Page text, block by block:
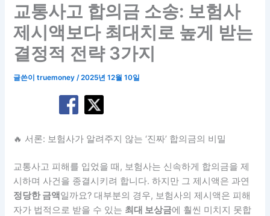
교통사고 합의금 소송: 보험사
제시액보다 최대치로 높게 받는
결정적 전략 3가지
글쓴이truemoney/2025년 12월 10일
🔥 서론: 보험사가 알려주지 않는 ‘진짜’ 합의금의 비밀
교통사고 피해를 입었을 때, 보험사는 신속하게 합의금을 제
시하며 사건을 종결시키려 합니다. 하지만 그 제시액은 과연
정당한 금액 일까요? 대부분의 경우, 보험사의 제시액은 피해
자가 법적으로 받을 수 있는 최대 보상금에 훨씬 미치지 못합